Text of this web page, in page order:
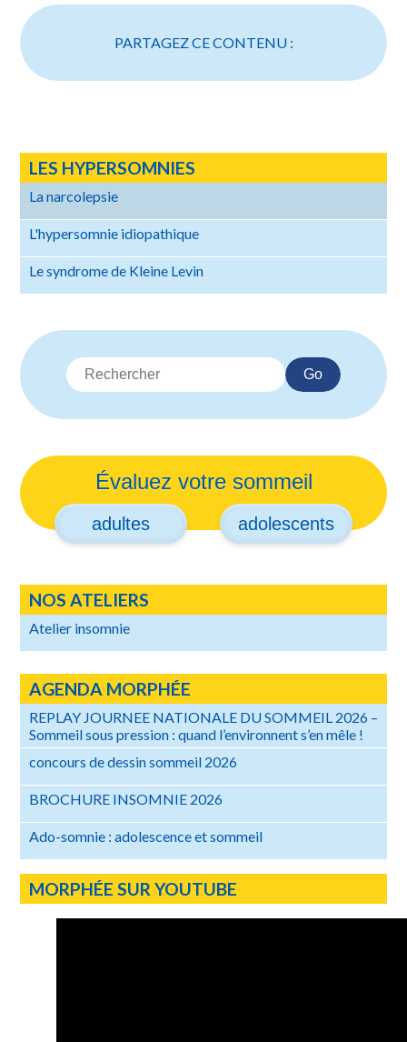
PARTAGEZ CE CONTENU :
LES HYPERSOMNIES
La narcolepsie
L'hypersomnie idiopathique
Le syndrome de Kleine Levin
Go
Évaluez votre sommeil
adultes adolescents
NOS ATELIERS
Atelier insomnie
AGENDA MORPHÉE
REPLAY JOURNEE NATIONALE DU SOMMEIL 2026 –
Sommeil sous pression : quand l’environnent s’en mêle !
concours de dessin sommeil 2026
BROCHURE INSOMNIE 2026
Ado-somnie : adolescence et sommeil
MORPHÉE SUR YOUTUBE